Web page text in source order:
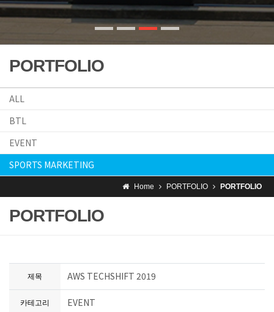
PORTFOLIO
ALL
BTL
EVENT
SPORTS MARKETING
Home PORTFOLIO PORTFOLIO
PORTFOLIO
제목 AWS TECHSHIFT 2019
카테고리 EVENT